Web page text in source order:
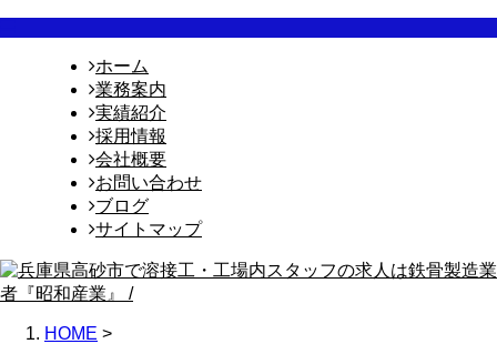
ホーム
業務案内
実績紹介
採用情報
会社概要
お問い合わせ
ブログ
サイトマップ
HOME >